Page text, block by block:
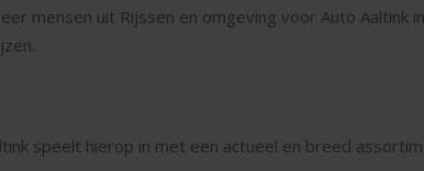
mensen uit Rijssen en omgeving voor Auto Aaltink
speelt hierop in met een actueel en breed